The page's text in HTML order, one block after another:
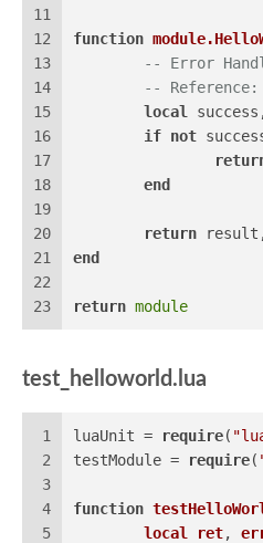
11
12
13
14
15
16
17
18
19
20
21
22
23
function
-- Error
--
local
if not
end
return
end
return module
test_helloworld.lua
1
2
3
4
5
luaUnit = require(
testModule =
require(
function
local
ret,